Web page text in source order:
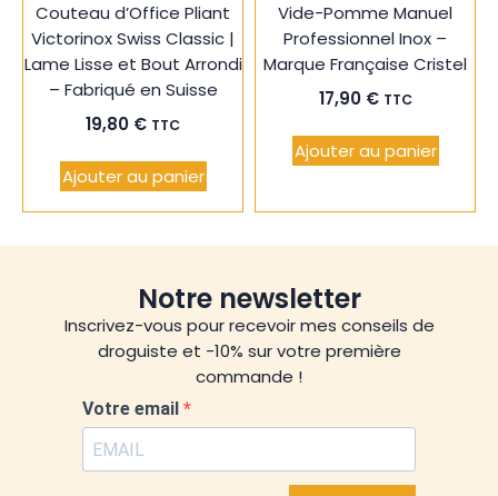
Couteau d’Office Pliant
Victorinox Swiss Classic |
Lame Lisse et Bout Arrondi
– Fabriqué en Suisse
19,80 € TTC
Ajouter au panier
Vide-Pomme Manuel
Professionnel Inox –
Marque Française Cristel
17,90 € TTC
Ajouter au panier
Notre newsletter
Inscrivez-vous pour recevoir mes conseils de
droguiste et -10% sur votre première
commande !
Votre email